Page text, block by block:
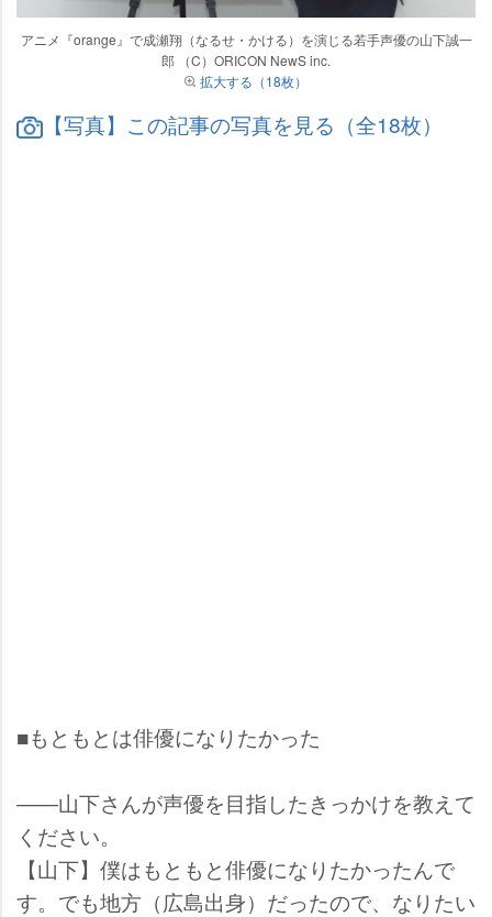
アニメ『orange』で成瀬翔（なるせ・かける）を演じる若手声優の山下誠一
郎 （C）ORICON NewS inc.
拡大する（18枚）
【写真】この記事の写真を見る（全18枚）
■もともとは俳優になりたかった
――山下さんが声優を目指したきっかけを教えて
ください。
【山下】僕はもともと俳優になりたかったんで
す。でも地方（広島出身）だったので、なりたい